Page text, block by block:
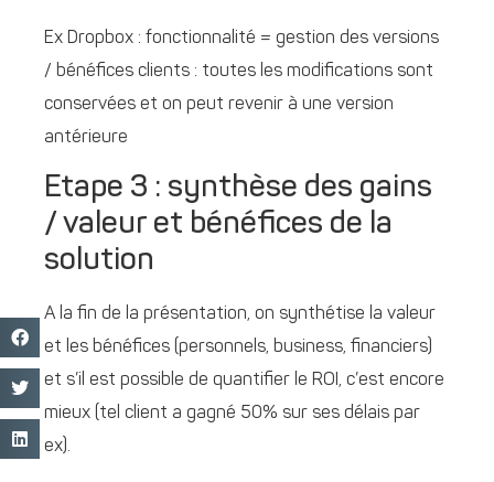
Ex Dropbox : fonctionnalité = gestion des versions
/ bénéfices clients : toutes les modifications sont
conservées et on peut revenir à une version
antérieure
Etape 3 : synthèse des gains
/ valeur et bénéfices de la
solution
A la fin de la présentation, on synthétise la valeur
et les bénéfices (personnels, business, financiers)
et s’il est possible de quantifier le ROI, c’est encore
mieux (tel client a gagné 50% sur ses délais par
ex).